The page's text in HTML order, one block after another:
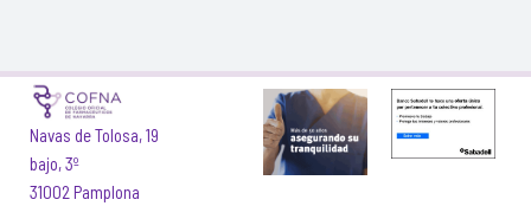
Navas de Tolosa, 19
bajo, 3º
31002 Pamplona